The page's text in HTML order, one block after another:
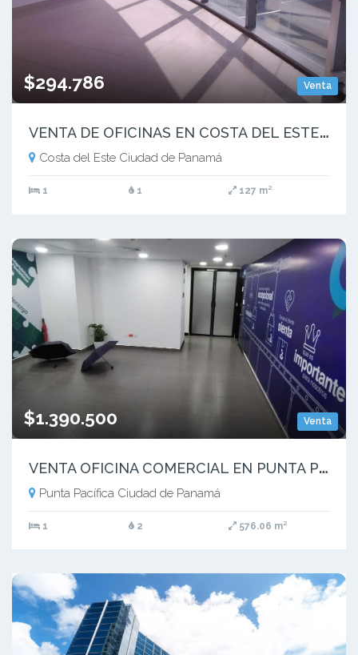
Venta
$294.786
V
ENTA DE OFICINAS EN COSTA DEL ESTE NEGOCIABLE | MM
Costa del Este Ciudad de Panamá
1 1 127 m²
Venta
$1.390.500
V
ENTA OFICINA COMERCIAL EN PUNTA PACIFICA TORRE DE LAS AMERICAS|MM
Punta Pacífica Ciudad de Panamá
1 2 576.06 m²